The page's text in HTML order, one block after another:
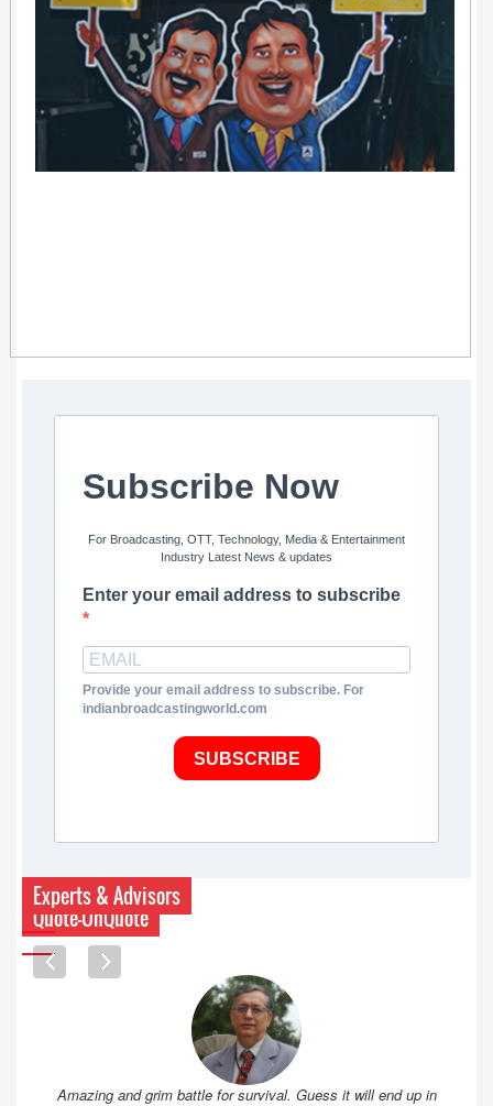
Subscribe Now
For Broadcasting, OTT, Technology, Media & Entertainment
Industry Latest News & updates
Enter your email address to subscribe
Provide your email address to subscribe. For
indianbroadcastingworld.com
SUBSCRIBE
Quote-UnQuote
Amazing and grim battle for survival. Guess it will end up in
Experts & Advisors